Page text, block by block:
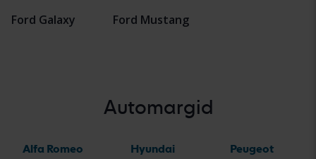
Ford Galaxy
Ford Mustang
Automargid
Alfa Romeo
Hyundai
Peugeot